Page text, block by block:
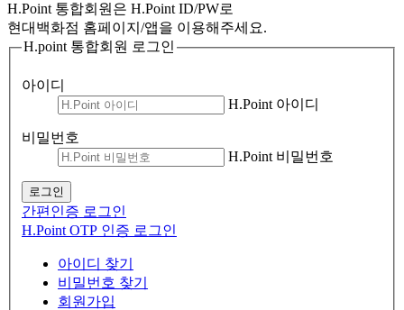
H.Point 통합회원은 H.Point ID/PW로
현대백화점 홈페이지/앱을 이용해주세요.
H.point 통합회원 로그인
아이디
H.Point 아이디
비밀번호
H.Point 비밀번호
로그인
간편인증 로그인
H.Point OTP 인증 로그인
아이디 찾기
비밀번호 찾기
회원가입